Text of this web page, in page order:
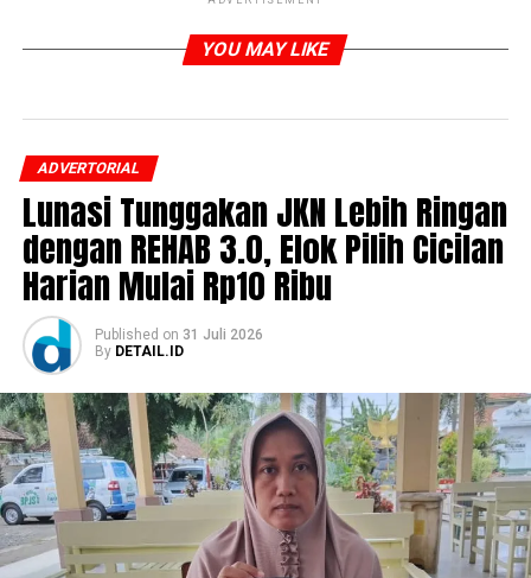
YOU MAY LIKE
ADVERTORIAL
Lunasi Tunggakan JKN Lebih Ringan
dengan REHAB 3.0, Elok Pilih Cicilan
Harian Mulai Rp10 Ribu
Published on 31 Juli 2026
By DETAIL.ID